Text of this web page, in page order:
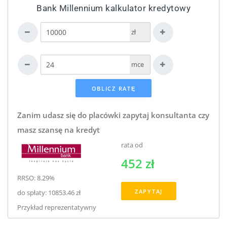
Bank Millennium kalkulator kredytowy
zł
mce
Zanim udasz się do placówki zapytaj konsultanta czy
masz szansę na kredyt
RRSO: 8.29%
do spłaty: 10853.46 zł
Przykład reprezentatywny
rata od
452 zł
ZAPYTAJ